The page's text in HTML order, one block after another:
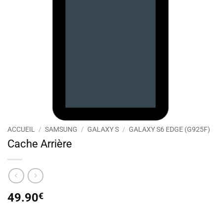
ACCUEIL / SAMSUNG / GALAXY S / GALAXY S6 EDGE (G925F)
Cache Arrière
49.90€